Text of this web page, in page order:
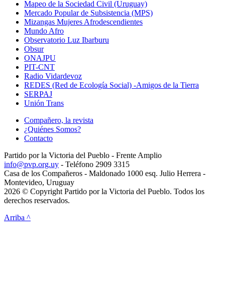
Mapeo de la Sociedad Civil (Uruguay)
Mercado Popular de Subsistencia (MPS)
Mizangas Mujeres Afrodescendientes
Mundo Afro
Observatorio Luz Ibarburu
Obsur
ONAJPU
PIT-CNT
Radio Vidardevoz
REDES (Red de Ecología Social) -Amigos de la Tierra
SERPAJ
Unión Trans
Compañero, la revista
¿Quiénes Somos?
Contacto
Partido por la Victoria del Pueblo - Frente Amplio
info@pvp.org.uy - Teléfono 2909 3315
Casa de los Compañeros - Maldonado 1000 esq. Julio Herrera -
Montevideo, Uruguay
2026 © Copyright Partido por la Victoria del Pueblo. Todos los
derechos reservados.
Arriba ^